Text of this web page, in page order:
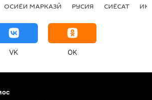
ОСИЁИ МАРКАЗӢ РУСИЯ СИЁСАТ
VK OK